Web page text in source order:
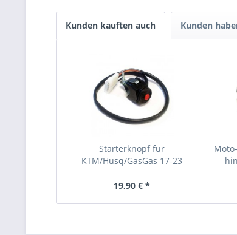
Kunden kauften auch Kunden
Starterknopf für
KTM/Husq/GasGas 17-23
19,90 € *